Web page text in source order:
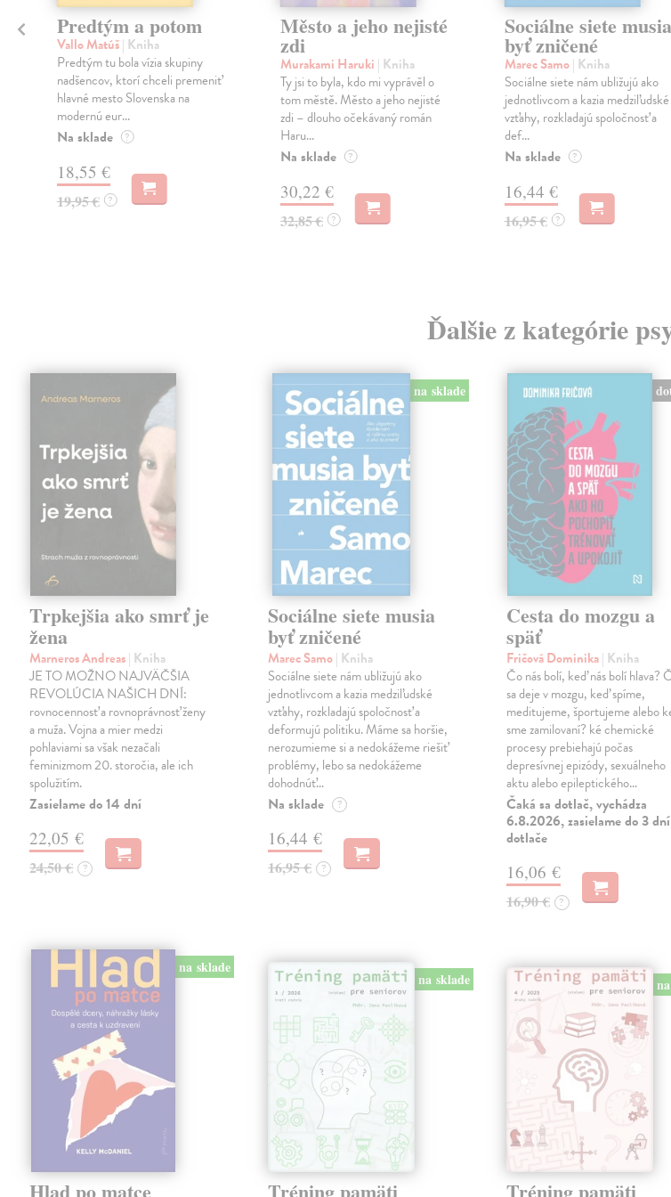
Predtým a potom
Vallo Matúš| Kniha
Predtým tu bola vízia skupiny
nadšencov, ktorí chceli premeniť
hlavné mesto Slovenska na
modernú eur...
Na sklade ?
18,55 €
19,95 € ?
Město a jeho nejisté
zdi
Murakami Haruki | Kniha
Ty jsi to byla, kdo mi vyprávěl o
tom městě. Město a jeho nejisté
zdi – dlouho očekávaný román
Haru...
Na sklade ?
30,22 €
32,85 € ?
Sociálne siete musia
byť zničené
Marec Samo| Kniha
Sociálne siete nám ubližujú ako
jednotlivcom a kazia medziľudské
vzťahy, rozkladajú spoločnosť a
def...
Na sklade ?
16,44 €
16,95 € ?
Ďalšie z kategórie
Trpkejšia ako smrť je
žena
Marneros Andreas| Kniha
JE TO MOŽNO NAJVÄČŠIA
REVOLÚCIA NAŠICH DNÍ:
rovnocennosť a rovnoprávnosť ženy
a muža. Vojna a mier medzi
pohlaviami sa však nezačali
feminizmom 20. storočia, ale ich
spolužitím.
Zasielame do 14 dní
22,05 €
24,50 € ?
na sklade
Sociálne siete musia
byť zničené
Marec Samo| Kniha
Sociálne siete nám ubližujú ako
jednotlivcom a kazia medziľudské
vzťahy, rozkladajú spoločnosť a
deformujú politiku. Máme sa horšie,
nerozumieme si a nedokážeme riešiť
problémy, lebo sa nedokážeme
dohodnúť…
Na sklade ?
16,44 €
16,95 € ?
Cesta do mozgu a
späť
Fričová Dominika| Kniha
Čo nás bolí, keď nás bolí hlava?
sa deje v mozgu, keď spíme,
meditujeme, športujeme alebo
sme zamilovaní? ké chemické
procesy prebiehajú počas
depresívnej epizódy, sexuálneho
aktu alebo epileptického…
Čaká sa dotlač, vychádza
6.8.2026, zasielame do 3
dotlače
16,06 €
16,90 € ?
na sklade
na sklade